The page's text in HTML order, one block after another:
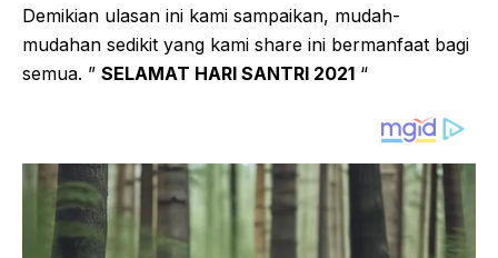
Demikian ulasan ini kami sampaikan, mudah-
mudahan sedikit yang kami share ini bermanfaat bagi
semua. ” SELAMAT HARI SANTRI 2021 “